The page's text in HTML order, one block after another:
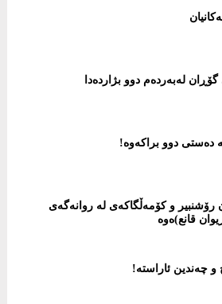
لەبەردەم دوو بژاردەدا
دەستی دوو براکەوە!
رۆشنبیر و کۆمەڵگاکەی لە روانەگەی
قانع)ەوە
و چەندین ئاراستە!